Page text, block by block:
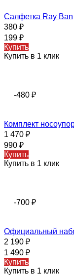
Салфетка Ray Ban
380 ₽
199 ₽
Купить
Купить в 1 клик
-480 ₽
Комплект
1 470 ₽
990 ₽
Купить
Купить в 1 клик
-700 ₽
Официальный
2 190 ₽
1 490 ₽
Купить
Купить в 1 клик